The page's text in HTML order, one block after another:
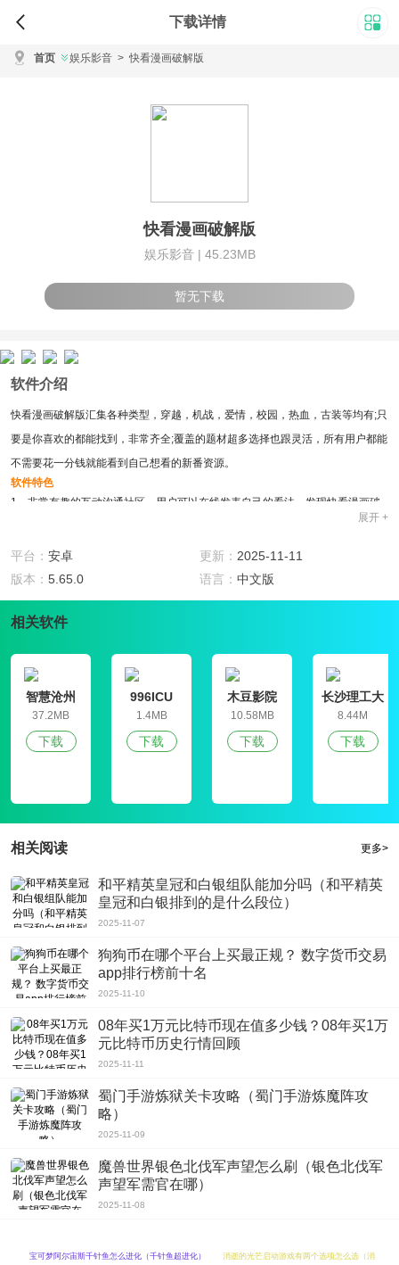
下载详情
首页 娱乐影音 > 快看漫画破解版
快看漫画破解版
娱乐影音 | 45.23MB
暂无下载
软件介绍
快看漫画破解版汇集各种类型，穿越，机战，爱情，校园，热血，古装等均有;只
要是你喜欢的都能找到，非常齐全;覆盖的题材超多选择也跟灵活，所有用户都能
不需要花一分钱就能看到自己想看的新番资源。
软件特色
1、非常有趣的互动沟通社区，用户可以在线发表自己的看法，发现快看漫画破
2、线上以真人为主题战卡漫画服务，在线阅读将更加的简单轻松，线上阅读将
更加便捷，有用户能更快速的知道漫画行业的火爆热点；
3、不用担心看漫画的费用，也不用到处寻找喜欢的资源，这里统统都可以解
决，满足您所有的看漫画需求。
哦，并且在日常不断的更新，为您带来更多的精彩；
软件功能
1、线上的漫画查看方便，所有的漫画的界面设定上非常详细，线上你总能无广
告的追遍全网新番;
3、支持自定义背景以及亮度模式等等，你还可以直接线上离线缓存你喜欢的资
4、一款非常受欢迎也很实用的优质追漫服务器，丰富多样的漫画资源为你及时
的推送，都能在这里满足;
软件评测
欢迎小伙伴们来快看漫画破解版阅读观看，漫画资讯应有尽有。没有广告和弹幕;
展开 +
平台： 安卓 更新： 2025-11-11
版本： 5.65.0 语言： 中文版
相关软件
智慧沧州
37.2MB
下载
996ICU
1.4MB
下载
木豆影院
10.58MB
下载
长沙理工大
学就业信息
网学生信息
管理平台
8.44M
下载
相关阅读 更多>
和平精英皇冠和白银组队能加分吗（和平精英
皇冠和白银排到的是什么段位）
2025-11-07
狗狗币在哪个平台上买最正规？ 数字货币交易
app排行榜前十名
2025-11-10
08年买1万元比特币现在值多少钱？08年买1万
元比特币历史行情回顾
2025-11-11
蜀门手游炼狱关卡攻略（蜀门手游炼魔阵攻
略）
2025-11-09
魔兽世界银色北伐军声望怎么刷（银色北伐军
声望军需官在哪）
2025-11-08
宝可梦阿尔宙斯千针鱼怎么进化（千针鱼超进化） 消逝的光芒启动游戏有两个选项怎么选（消